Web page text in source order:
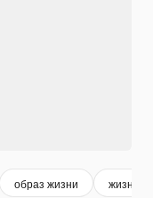
образ жизни жизнь